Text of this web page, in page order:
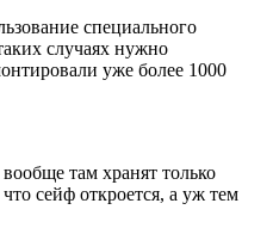
специального
случаях нужно
уже более 1000
там хранят только
сейф откроется, а уж тем